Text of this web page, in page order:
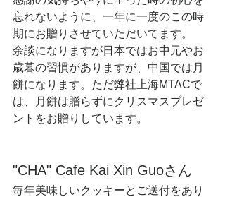
忘れないように、一年に一度のこの時
期にお贈りさせていただいてます。
余談になりますが日本ではお中元やお
歳暮の習慣がありますが、中国では月
餅になります。ただ弊社上海MTACで
は、月餅は贈らずにクリスマスプレゼ
ントをお贈りしています。
"CHA" Cafe Kai Xin Guoさん
毎年美味しいクッキーとご送付をあり